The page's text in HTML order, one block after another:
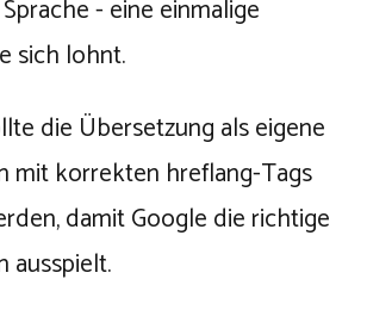
- eine einmalige
sich lohnt.
die Übersetzung als eigene
mit korrekten hreflang-Tags
damit Google die richtige
ausspielt.